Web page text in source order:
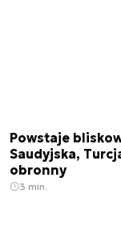
Powstaje
Saudyjska,
obronny
3 min.